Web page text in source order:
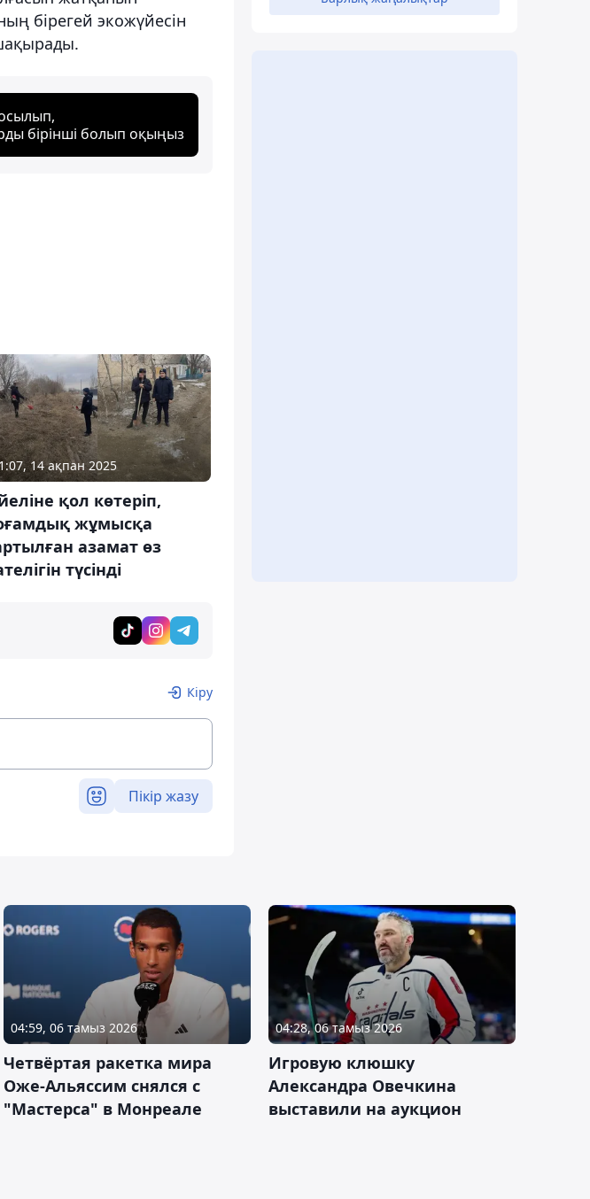
бірегей экожүйесін
бірінші болып оқыңыз
14 ақпан 2025
қол көтеріп,
жұмысқа
азамат өз
түсінді
Кіру
Пікір жазу
04:59, 06 тамыз 2026
Четвёртая ракетка мира
Оже-Альяссим снялся с
"Мастерса" в Монреале
04:28, 06 тамыз 2026
Игровую клюшку
Александра Овечкина
выставили на аукцион